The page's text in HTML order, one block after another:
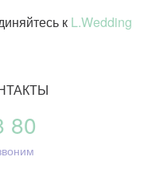
к L.Wedding
80